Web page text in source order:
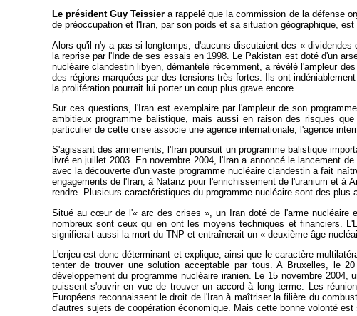
Le président Guy Teissiera rappelé que la commission de la défense
de préoccupation et l'Iran, par son poids et sa situation géographique,
Alors qu'il n'y a pas si longtemps, d'aucuns discutaient des «
la reprise par l'Inde de ses essais en 1998. Le Pakistan est doté d'un
nucléaire clandestin libyen, démantelé récemment, a révélé l'ampleur
des régions marquées par des tensions très fortes. Ils ont
la prolifération pourrait lui porter un coup plus grave encore.
Sur ces questions, l'Iran est exemplaire par l'ampleur de son
ambitieux programme balistique, mais aussi en raison des risques
particulier de cette crise associe une agence internationale, l'agence
S'agissant des armements, l'Iran poursuit un programme balistique
livré en juillet 2003. En novembre 2004, l'Iran a annoncé le lancement
avec la découverte d'un vaste programme nucléaire clandestin a fait
engagements de l'Iran, à Natanz pour l'enrichissement de l'uranium et
rendre. Plusieurs caractéristiques du programme nucléaire sont des plus
Situé au cœur de l'« arc des crises », un Iran doté de l'arme nucléaire
nombreux sont ceux qui en ont les moyens techniques et financiers.
signifierait aussi la mort du TNP et entraînerait un « deuxième âge
L'enjeu est donc déterminant et explique, ainsi que le caractère
tenter de trouver une solution acceptable par tous. A Bruxelles, le
développement du programme nucléaire iranien. Le 15 novembre
puissent s'ouvrir en vue de trouver un accord à long terme. Les
Européens reconnaissent le droit de l'Iran à maîtriser la filière du
d'autres sujets de coopération économique. Mais cette bonne volonté